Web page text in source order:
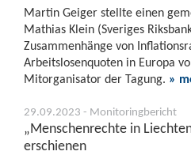
Martin Geiger stellte einen
Mathias Klein (Sveriges
Zusammenhänge von
Arbeitslosenquoten in Europa
Mitorganisator der Tagung. »
29.09.2023 - Monitoringbericht
„Menschenrechte in
erschienen